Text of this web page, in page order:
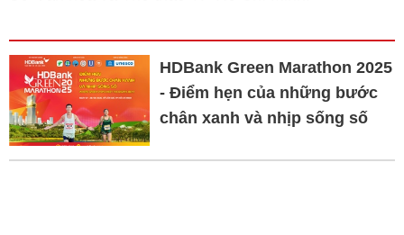
HDBank Green Marathon 2025
- Điểm hẹn của những bước
chân xanh và nhịp sống số